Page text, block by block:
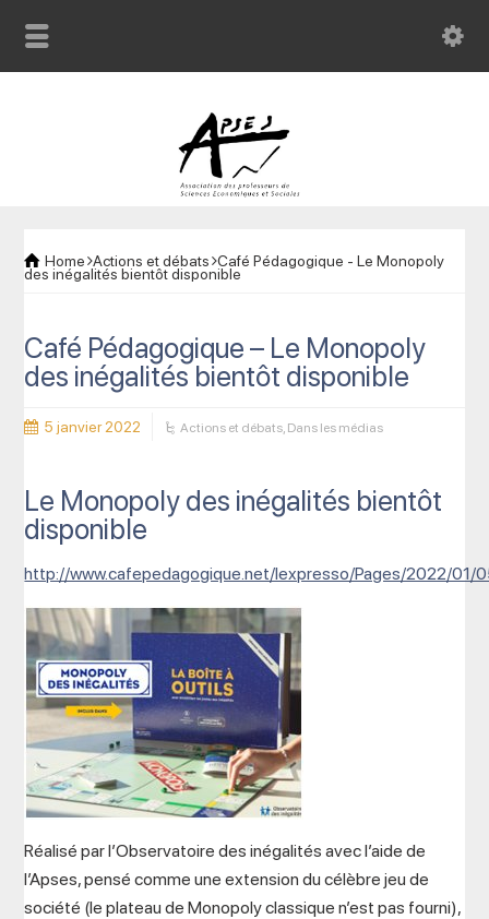
Home Actions et débats Café Pédagogique - Le Monopoly
des inégalités bientôt disponible
Café Pédagogique – Le Monopoly
des inégalités bientôt disponible
5 janvier 2022 Actions et débats, Dans les médias
Le Monopoly des inégalités bientôt
disponible
http://www.cafepedagogique.net/lexpresso/Pages/2022/
Réalisé par l’Observatoire des inégalités avec l’aide de
l’Apses, pensé comme une extension du célèbre jeu de
société (le plateau de Monopoly classique n’est pas fourni),